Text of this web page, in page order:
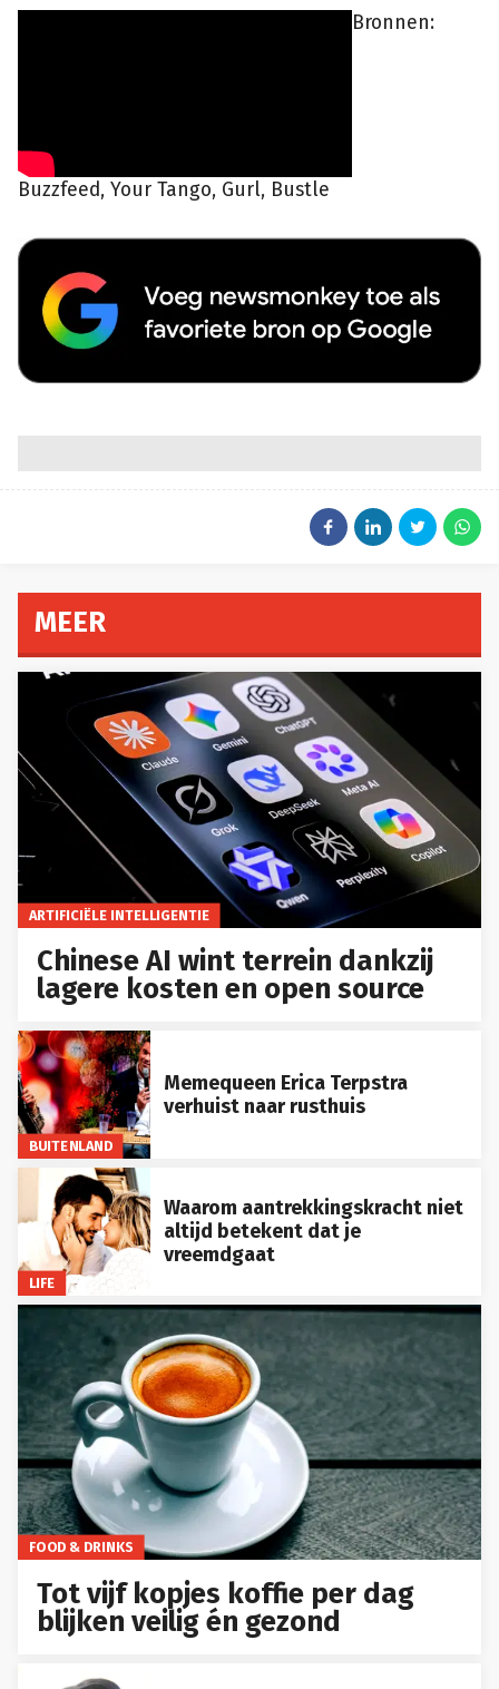
Bronnen:
Buzzfeed, Your Tango, Gurl, Bustle
MEER
ARTIFICIËLE INTELLIGENTIE
Chinese AI wint terrein dankzij
lagere kosten en open source
BUITENLAND
Memequeen Erica Terpstra
verhuist naar rusthuis
LIFE
Waarom aantrekkingskracht niet
altijd betekent dat je
vreemdgaat
FOOD & DRINKS
Tot vijf kopjes koffie per dag
blijken veilig én gezond